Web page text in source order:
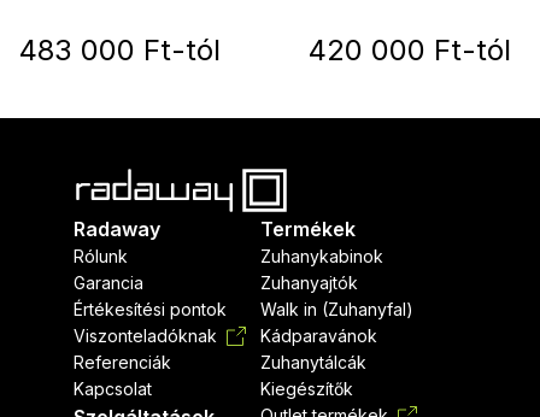
483 000 Ft-tól 420 000 Ft-tól
Radaway
Rólunk
Garancia
Értékesítési pontok
Viszonteladóknak
Referenciák
Kapcsolat
Termékek
Zuhanykabinok
Zuhanyajtók
Walk in (Zuhanyfal)
Kádparavánok
Zuhanytálcák
Kiegészítők